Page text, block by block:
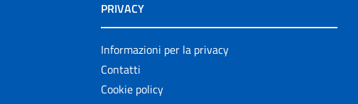
PRIVACY
Informazioni per la privacy
Contatti
Cookie policy